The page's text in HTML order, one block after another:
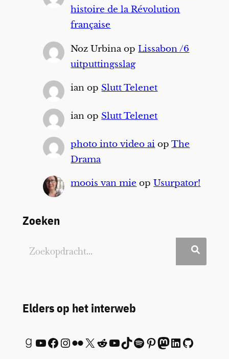
histoire de la Révolution
française
Noz UrbinaopLissabon /6
uitputtingsslag
ian op Slutt Telenet
ian op Slutt Telenet
photo into video ai opThe
Drama
moois van mie opUsurpator!
Zoeken
Elders op het interweb
Goodreads YouTube Facebook InstagramFlickr X Reddit YouTube TikTok Spotify Pinterest Mastodon LinkedIn GitHub